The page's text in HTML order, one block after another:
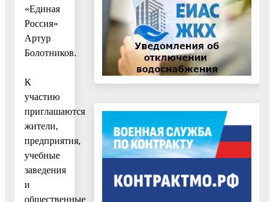
«Единая
Россия»
Артур
Болотников.
К
участию
приглашаются
жители,
предприятия,
учебные
заведения
и
общественные